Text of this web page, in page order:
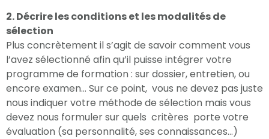
2. Décrire les conditions et les modalités de
sélection
Plus concrètement il s’agit de savoir comment vous
l’avez sélectionné afin qu’il puisse intégrer votre
programme de formation : sur dossier, entretien, ou
encore examen… Sur ce point, vous ne devez pas juste
nous indiquer votre méthode de sélection mais vous
devez nous formuler sur quels critères porte votre
évaluation (sa personnalité, ses connaissances…)